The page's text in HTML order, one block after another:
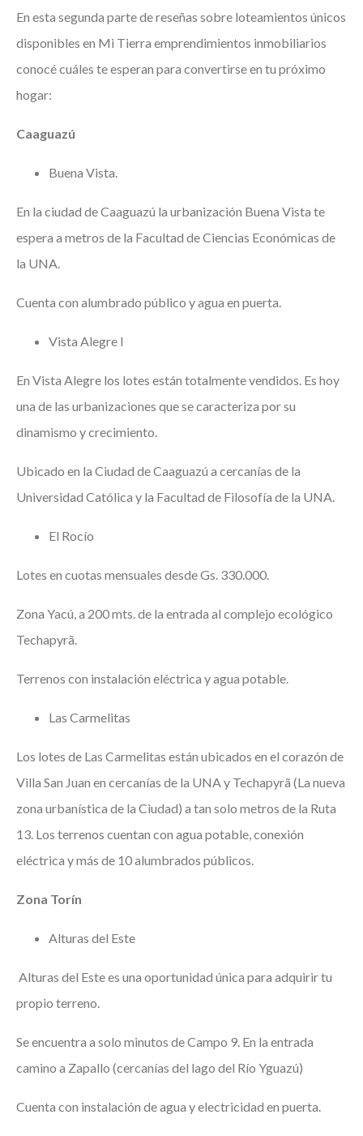
En esta segunda parte de reseñas sobre loteamientos únicos
disponibles en Mi Tierra emprendimientos inmobiliarios
conocé cuáles te esperan para convertirse en tu próximo
hogar:
Caaguazú
Buena Vista.
En la ciudad de Caaguazú la urbanización Buena Vista te
espera a metros de la Facultad de Ciencias Económicas de
la UNA.
Cuenta con alumbrado público y agua en puerta.
Vista Alegre I
En Vista Alegre los lotes están totalmente vendidos. Es hoy
una de las urbanizaciones que se caracteriza por su
dinamismo y crecimiento.
Ubicado en la Ciudad de Caaguazú a cercanías de la
Universidad Católica y la Facultad de Filosofía de la UNA.
El Rocío
Lotes en cuotas mensuales desde Gs. 330.000.
Zona Yacú, a 200 mts. de la entrada al complejo ecológico
Techapyrã.
Terrenos con instalación eléctrica y agua potable.
Las Carmelitas
Los lotes de Las Carmelitas están ubicados en el corazón de
Villa San Juan en cercanías de la UNA y Techapyrã (La nueva
zona urbanística de la Ciudad) a tan solo metros de la Ruta
13. Los terrenos cuentan con agua potable, conexión
eléctrica y más de 10 alumbrados públicos.
Zona Torín
Alturas del Este
Alturas del Este es una oportunidad única para adquirir tu
propio terreno.
Se encuentra a solo minutos de Campo 9. En la entrada
camino a Zapallo (cercanías del lago del Río Yguazú)
Cuenta con instalación de agua y electricidad en puerta.